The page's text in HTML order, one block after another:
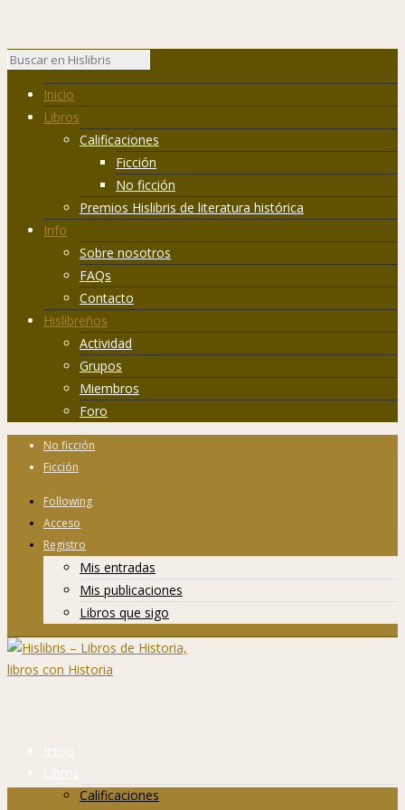
Inicio
Libros
Calificaciones
Ficción
No ficción
Premios Hislibris de literatura histórica
Info
Sobre nosotros
FAQs
Contacto
Hislibreños
Actividad
Grupos
Miembros
Foro
No ficción
Ficción
Following
Acceso
Registro
Mis entradas
Mis publicaciones
Libros que sigo
Inicio
Libros
Calificaciones